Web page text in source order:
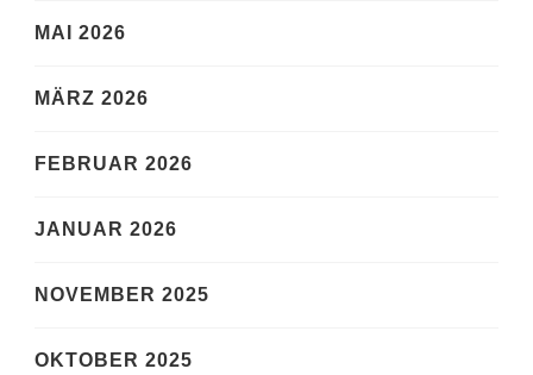
MAI 2026
MÄRZ 2026
FEBRUAR 2026
JANUAR 2026
NOVEMBER 2025
OKTOBER 2025